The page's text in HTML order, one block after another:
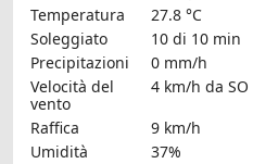
Temperatura
27.8 °C
Soleggiato
10 di 10 min
Precipitazioni
0 mm/h
Velocità del
vento
4 km/h da SO
Raffica
9 km/h
Umidità
37%